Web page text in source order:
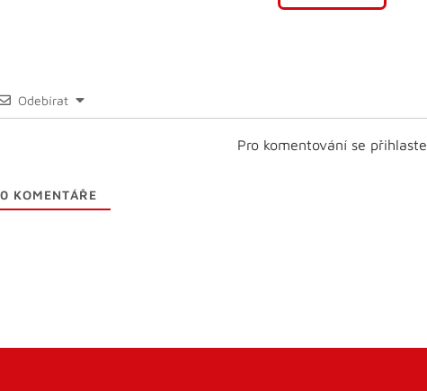
Odebírat
Pro komentování se přihlaste
0 KOMENTÁŘE